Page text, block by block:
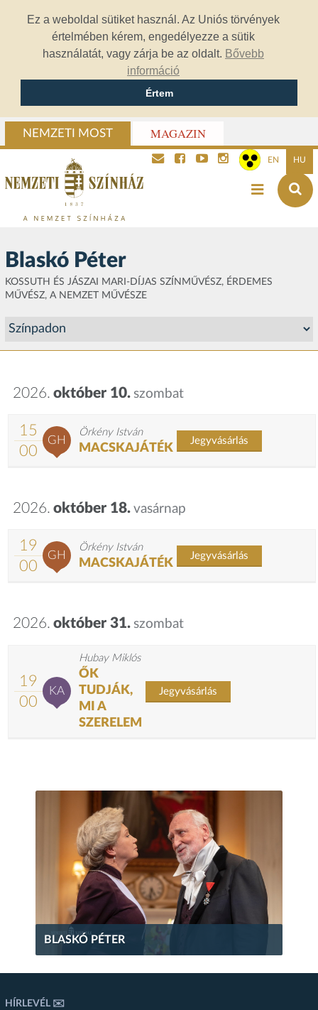
Ez a weboldal sütiket használ. Az Uniós törvények
értelmében kérem, engedélyezze a sütik
használatát, vagy zárja be az oldalt. Bővebb
információ
Értem
NEMZETI MOST MAGAZIN
EN HU
Blaskó Péter
KOSSUTH ÉS JÁSZAI MARI-DÍJAS SZÍNMŰVÉSZ, ÉRDEMES
MŰVÉSZ, A NEMZET MŰVÉSZE
2026. október 10. szombat
15
00
GH
Örkény István
MACSKAJÁTÉK
Jegyvásárlás
2026. október 18. vasárnap
19
00
GH
Örkény István
MACSKAJÁTÉK
Jegyvásárlás
2026. október 31. szombat
19
00
KA
Hubay Miklós
ŐK
TUDJÁK,
MI A
SZERELEM
Jegyvásárlás
BLASKÓ PÉTER
HÍRLEVÉL ✉️